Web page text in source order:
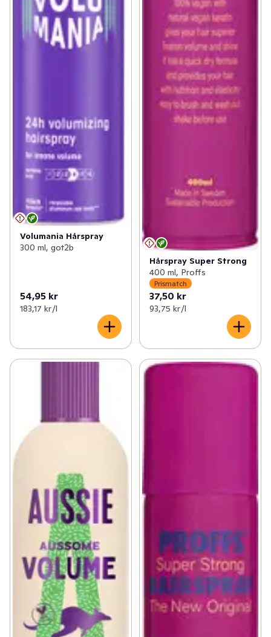
Volumania Hårspray
300 ml, got2b
54,95 kr
183,17 kr /l
Hårspray Super Strong
400 ml, Proffs
Prismatch
37,50 kr
93,75 kr /l